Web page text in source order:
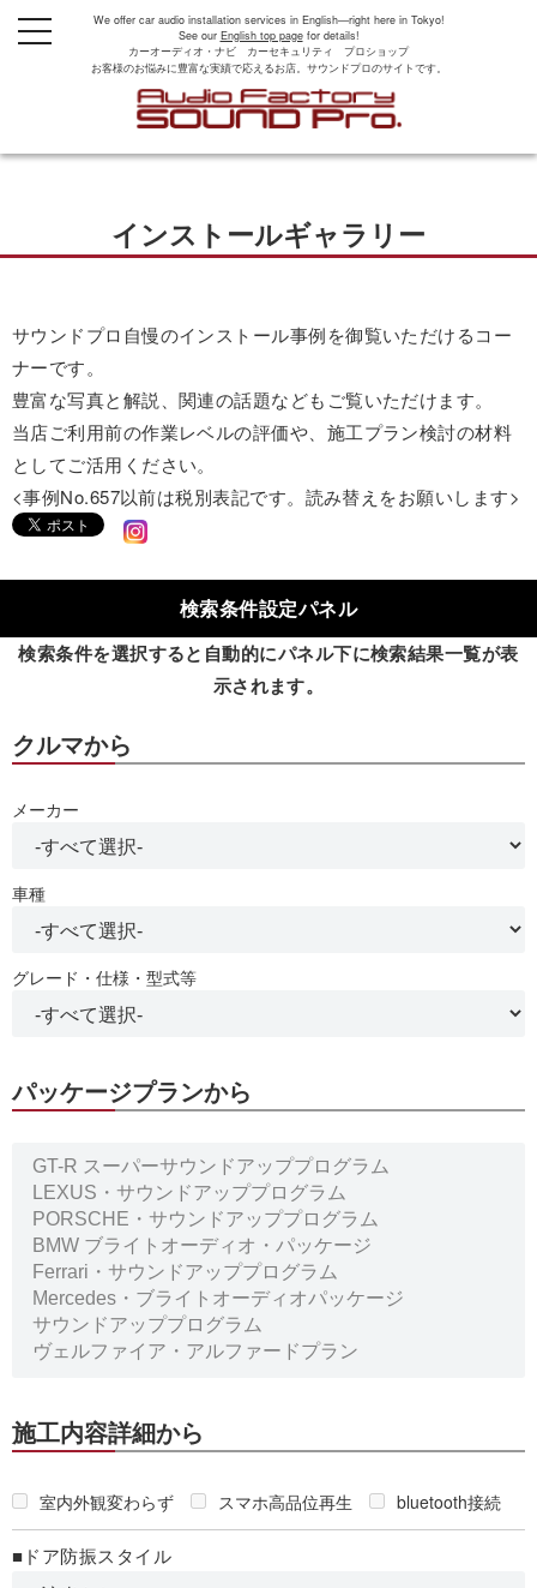
We offer car audio installation services in English—right here in Tokyo!
See our English top pagefor details!
カーオーディオ・ナビ カーセキュリティ プロショップ
お客様のお悩みに豊富な実績で応えるお店。サウンドプロのサイトです。
t
o
a
i
インストールギャラリー
サウンドプロ自慢のインストール事例を御覧いただけるコー
ナーです。
豊富な写真と解説、関連の話題などもご覧いただけます。
当店ご利用前の作業レベルの評価や、施工プラン検討の材料
としてご活用ください。
<事例No.657以前は税別表記です。読み替えをお願いします>
検索条件設定パネル
検索条件を選択すると自動的にパネル下に検索結果一覧が表
示されます。
クルマから
メーカー
車種
グレード・仕様・型式等
パッケージプランから
施工内容詳細から
室内外観変わらず スマホ高品位再生 bluetooth接続
■ドア防振スタイル